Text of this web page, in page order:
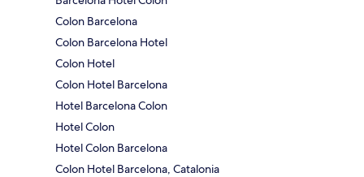
Colon Barcelona
Colon Barcelona Hotel
Colon Hotel
Colon Hotel Barcelona
Hotel Barcelona Colon
Hotel Colon
Hotel Colon Barcelona
Colon Hotel Barcelona, Catalonia